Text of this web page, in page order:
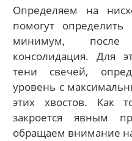
Определяем на
помогут определить
минимум, после
консолидация. Для
тени свечей,
уровень с
этих хвостов. Как
закроется явным
обращаем внимание